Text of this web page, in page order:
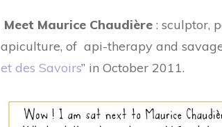
Meet Maurice Chaudière : sculptor,
apiculture, of api-therapy and
et des Savoirs” in October 2011.